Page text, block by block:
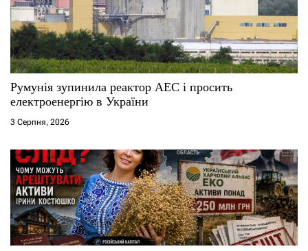
Румунія зупинила реактор АЕС і просить
електроенергію в України
3 Серпня, 2026